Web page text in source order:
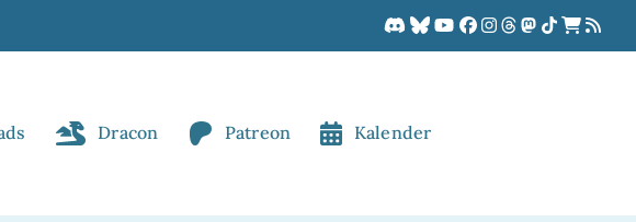
Dracon Patreon Kalender